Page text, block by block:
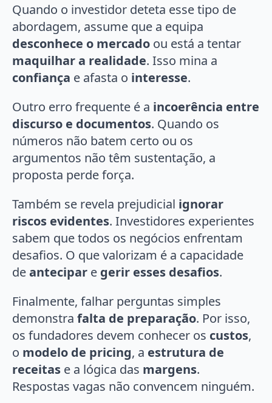
Quando o investidor deteta esse tipo de
abordagem, assume que a equipa
desconhece o mercado ou está a tentar
maquilhar a realidade. Isso mina a
confiança e afasta o interesse.
Outro erro frequente é a incoerência entre
discurso e documentos. Quando os
números não batem certo ou os
argumentos não têm sustentação, a
proposta perde força.
Também se revela prejudicial ignorar
riscos evidentes. Investidores experientes
sabem que todos os negócios enfrentam
desafios. O que valorizam é a capacidade
deantecipar e gerir esses desafios.
Finalmente, falhar perguntas simples
demonstra falta de preparação. Por isso,
os fundadores devem conhecer os custos,
o modelo de pricing, a estrutura de
receitas e a lógica das margens.
Respostas vagas não convencem ninguém.